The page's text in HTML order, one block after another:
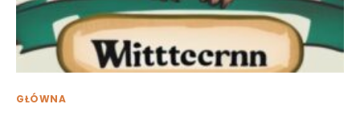
GŁÓWNA